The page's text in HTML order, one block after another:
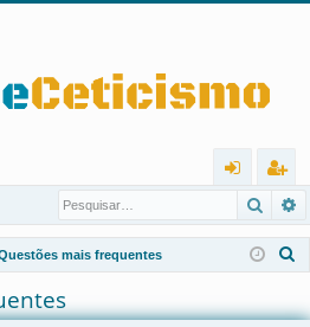
ra
r
eg
ist
ra
r
mais frequentes